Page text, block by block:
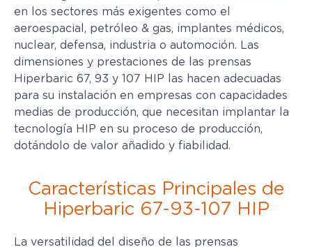
en los sectores más exigentes como el
aeroespacial, petróleo & gas, implantes médicos,
nuclear, defensa, industria o automoción. Las
dimensiones y prestaciones de las prensas
Hiperbaric 67, 93 y 107 HIP las hacen adecuadas
para su instalación en empresas con capacidades
medias de producción, que necesitan implantar la
tecnología HIP en su proceso de producción,
dotándolo de valor añadido y fiabilidad.
Características Principales de
Hiperbaric 67-93-107 HIP
La versatilidad del diseño de las prensas